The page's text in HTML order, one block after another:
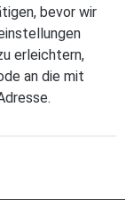
bevor wir
erleichtern,
an die mit